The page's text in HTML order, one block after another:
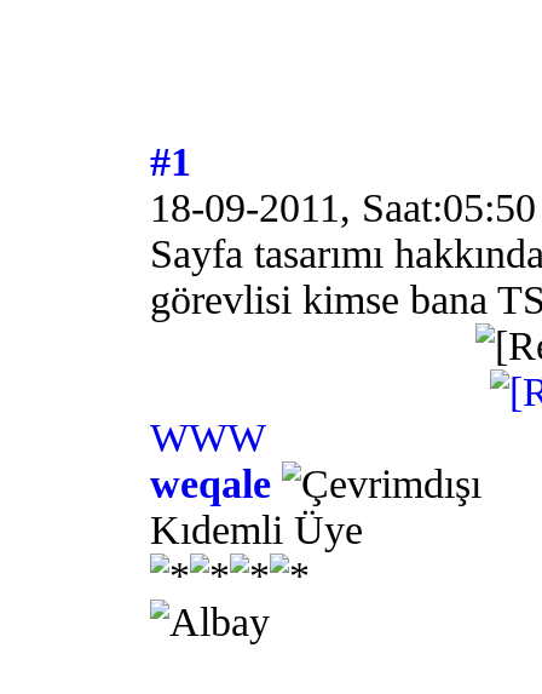
#1
18-09-2011, Saat:05:50
Sayfa tasarımı
görevlisi kimse bana
WWW
weqale
Kıdemli Üye